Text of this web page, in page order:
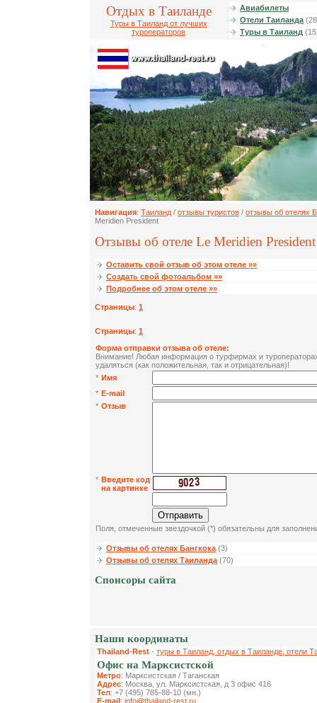
Отдых в Таиланде
Туры в Таиланд от лучших
туроператоров
Авиабилеты
Отели Таиланда
Туры в Таиланд
Навигация: Таиланд / отзывы туристов / отзывы об отелях
Meridien President
Отзывы об отеле Le Meridien
Оставить свой отзыв об этом отеле »»
Создать свой фотоальбом »»
Подробнее об этом отеле »»
Страницы: 1
Страницы: 1
Форма отправки отзыва об отеле:
Внимание! Любая информация о турфирмах и
удаляться (как положительная, так и отрицательная)!
* Имя
* E-mail
* Отзыв
* Введите код
на картинке
Поля, отмеченные звездочкой (*) обязательны для
Отзывы об отелях Бангкока(3)
Отзывы об отелях Таиланда(70)
Спонсоры сайта
Наши координаты
Thailand-Rest - туры в Таиланд, отдых в Таиланде, отели
Офис на Марксистской
Метро: Марксистская / Таганская
Адрес: Москва, ул. Марксистская, д 3 офис 416
Тел: +7 (495) 785-88-10 (мн.)
E-mail: info@thailand-rest.ru